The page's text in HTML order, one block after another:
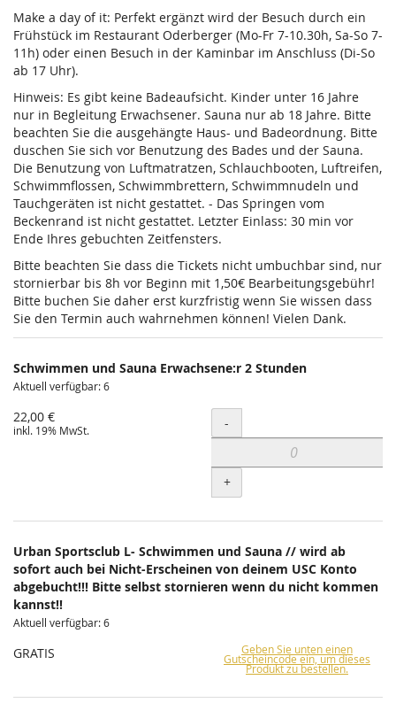
Make a day of it: Perfekt ergänzt wird der Besuch durch ein
Frühstück im Restaurant Oderberger (Mo-Fr 7-10.30h, Sa-So 7-
11h) oder einen Besuch in der Kaminbar im Anschluss (Di-So
ab 17 Uhr).
Hinweis: Es gibt keine Badeaufsicht. Kinder unter 16 Jahre
nur in Begleitung Erwachsener. Sauna nur ab 18 Jahre. Bitte
beachten Sie die ausgehängte Haus- und Badeordnung. Bitte
duschen Sie sich vor Benutzung des Bades und der Sauna.
Die Benutzung von Luftmatratzen, Schlauchbooten, Luftreifen,
Schwimmflossen, Schwimmbrettern, Schwimmnudeln und
Tauchgeräten ist nicht gestattet. - Das Springen vom
Beckenrand ist nicht gestattet. Letzter Einlass: 30 min vor
Ende Ihres gebuchten Zeitfensters.
Bitte beachten Sie dass die Tickets nicht umbuchbar sind, nur
stornierbar bis 8h vor Beginn mit 1,50€ Bearbeitungsgebühr!
Bitte buchen Sie daher erst kurzfristig wenn Sie wissen dass
Sie den Termin auch wahrnehmen können! Vielen Dank.
Schwimmen und Sauna Erwachsene:r 2 Stunden
Aktuell verfügbar: 6
22,00 €
inkl. 19% MwSt. Menge
-
+
Urban Sportsclub L- Schwimmen und Sauna // wird ab
sofort auch bei Nicht-Erscheinen von deinem USC Konto
abgebucht!!! Bitte selbst stornieren wenn du nicht kommen
kannst!!
Aktuell verfügbar: 6
GRATIS Geben Sie unten einen
Gutscheincode ein, um dieses
Produkt zu bestellen.